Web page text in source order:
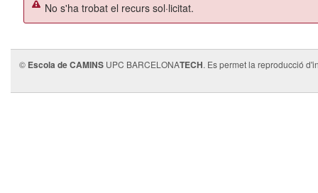
No s'ha trobat el recurs sol·licitat.
© Escola de CAMINS UPC BARCELONATECH. Es permet la reproducció